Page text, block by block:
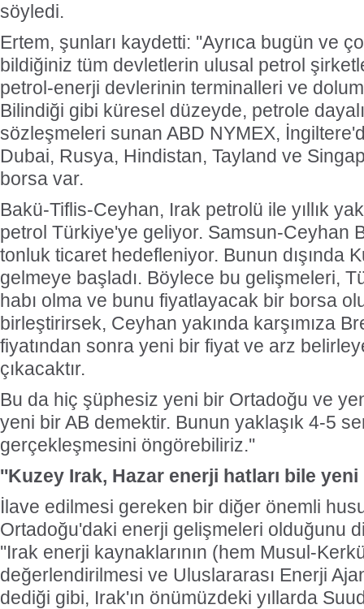
söyledi.
Ertem, şunları kaydetti: ''Ayrıca bugün ve
bildiğiniz tüm devletlerin ulusal petrol
petrol-enerji devlerinin terminalleri ve
Bilindiği gibi küresel düzeyde, petrole
sözleşmeleri sunan ABD NYMEX,
Dubai, Rusya, Hindistan, Tayland ve
borsa var.
Bakü-Tiflis-Ceyhan, Irak petrolü ile yıllık
petrol Türkiye'ye geliyor. Samsun-Ceyhan
tonluk ticaret hedefleniyor. Bunun dışında
gelmeye başladı. Böylece bu gelişmeleri,
habı olma ve bunu fiyatlayacak bir borsa
birleştirirsek, Ceyhan yakında karşımıza
fiyatından sonra yeni bir fiyat ve arz
çıkacaktır.
Bu da hiç şüphesiz yeni bir Ortadoğu ve
yeni bir AB demektir. Bunun yaklaşık 4-5
gerçekleşmesini öngörebiliriz.''
''Kuzey Irak, Hazar enerji hatları bile
İlave edilmesi gereken bir diğer önemli
Ortadoğu'daki enerji gelişmeleri olduğunu
''Irak enerji kaynaklarının (hem Musul-
değerlendirilmesi ve Uluslararası Enerji
dediği gibi, Irak'ın önümüzdeki yıllarda